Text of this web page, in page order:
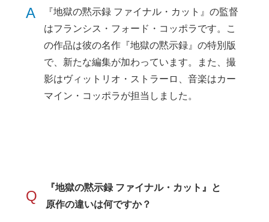
A
『地獄の黙示録 ファイナル・カット』の監督
はフランシス・フォード・コッポラです。こ
の作品は彼の名作『地獄の黙示録』の特別版
で、新たな編集が加わっています。また、撮
影はヴィットリオ・ストラーロ、音楽はカー
マイン・コッポラが担当しました。
Q
『地獄の黙示録 ファイナル・カット』と
原作の違いは何ですか？